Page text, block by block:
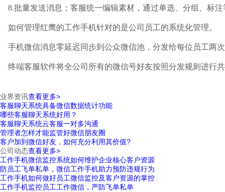
8.批量发送消息；客服统一编辑素材，通过单选、分组、标
如何管理红鹰的工作手机针对的是公司员工的系统化管理。
手机微信消息零延迟同步到公众微信池，分发给每位员工两
终端客服软件将全公司所有的微信号好友按照分发规则进行
业界资讯查看更多>
客服聊天系统具备微信数据统计功能
哪些客服聊天系统好用？
客服聊天系统云客服一对多沟通
管理者怎样才能监管好微信朋友圈
客户加到微信好友，如何充分利用其价值?
公司动态查看更多>
工作手机微信监控系统如何维护企业核心客户资源
防员工飞单私单，微信工作手机助力预防违规行为
工作手机如何做好员工微信监控及客户资源的掌控
工作手机监控员工工作微信，严防飞单私单